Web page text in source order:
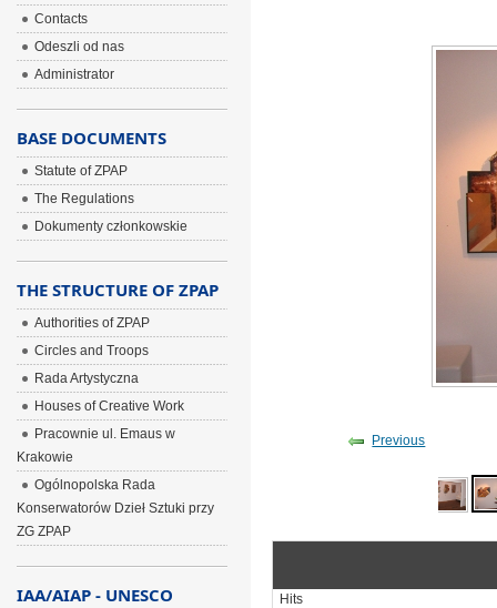
Previous
Hits
Contacts
Odeszli od nas
Administrator
BASE DOCUMENTS
Statute of ZPAP
The Regulations
Dokumenty członkowskie
THE STRUCTURE OF ZPAP
Authorities of ZPAP
Circles and Troops
Rada Artystyczna
Houses of Creative Work
Pracownie ul. Emaus w
Krakowie
Ogólnopolska Rada
Konserwatorów Dzieł Sztuki przy
ZG ZPAP
IAA/AIAP - UNESCO